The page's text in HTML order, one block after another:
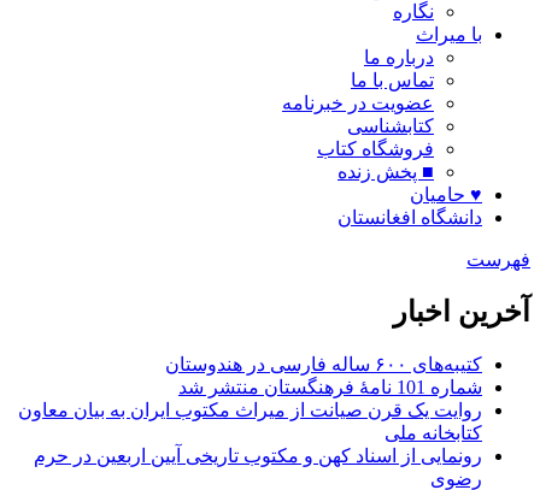
نگاره
با میراث
درباره ما
تماس با ما
عضویت در خبرنامه
کتابشناسی
فروشگاه کتاب
■ پخش زنده
♥ حامیان
دانشگاه افغانستان
فهرست
آخرین اخبار
کتیبه‌های ۶۰۰ ساله فارسی در هندوستان
شماره 101 نامۀ فرهنگستان منتشر شد
روایت یک قرن صیانت از میراث مکتوب ایران به بیان معاون
کتابخانه ملی
رونمایی از اسناد کهن و مکتوب تاریخی آیین اربعین در حرم
رضوی